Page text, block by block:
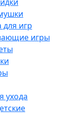
для игр
игры
ухода